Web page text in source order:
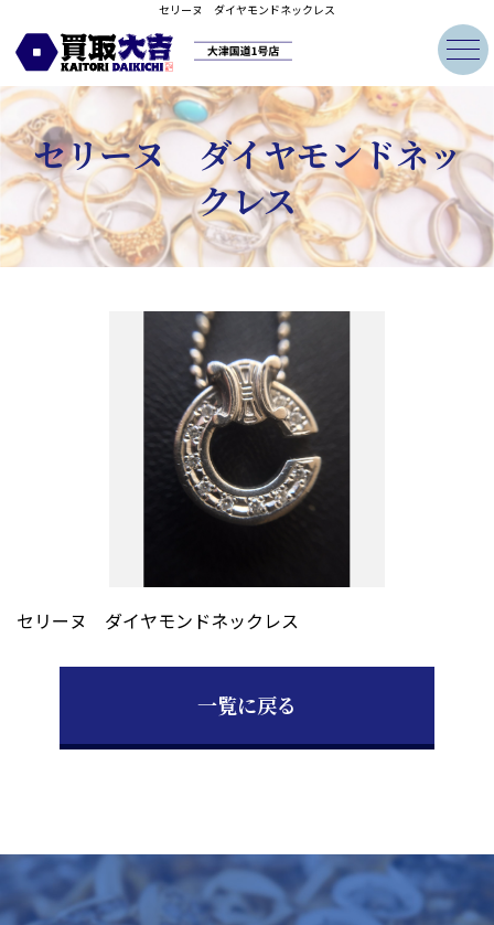
セリーヌ ダイヤモンドネックレス
貴金属・ブランド買取のコツ
買取品目
買取の流れ
買取実績
お客様の声
よくある質問
店舗情報
お問い合わせ
セリーヌ ダイヤモンドネッ
クレス
セリーヌ ダイヤモンドネックレス
一覧に戻る